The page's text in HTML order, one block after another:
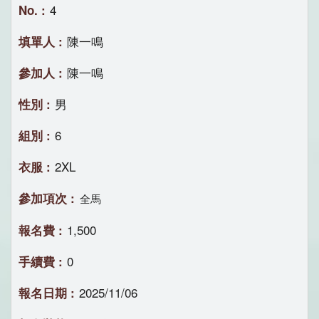
4
陳一鳴
陳一鳴
男
6
2XL
全馬
1,500
0
2025/11/06